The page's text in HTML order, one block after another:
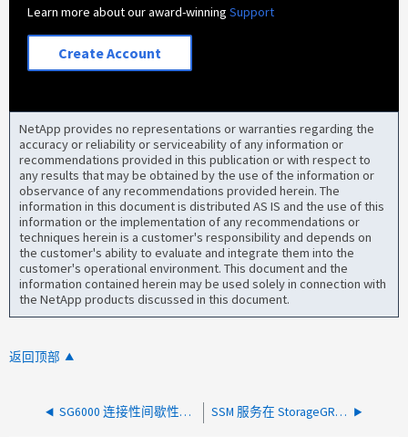
Learn more about our award-winningSupport
Create Account
NetApp provides no representations or warranties regarding the
accuracy or reliability or serviceability of any information or
recommendations provided in this publication or with respect to
any results that may be obtained by the use of the information or
observance of any recommendations provided herein. The
information in this document is distributed AS IS and the use of this
information or the implementation of any recommendations or
techniques herein is a customer's responsibility and depends on
the customer's ability to evaluate and integrate them into the
customer's operational environment. This document and the
information contained herein may be used solely in connection with
the NetApp products discussed in this document.
返回顶部
SG6000 连接性间歇性降级问题 SSM 服务在 StorageGRID GUI 中错误地报告无响应